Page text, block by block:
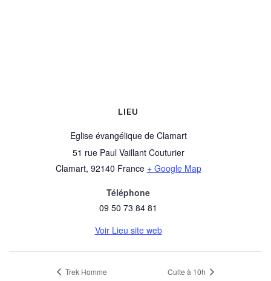
LIEU
Eglise évangélique de Clamart
51 rue Paul Vaillant Couturier
Clamart, 92140 France + Google Map
Téléphone
09 50 73 84 81
Voir Lieu site web
Trek Homme Culte à 10h